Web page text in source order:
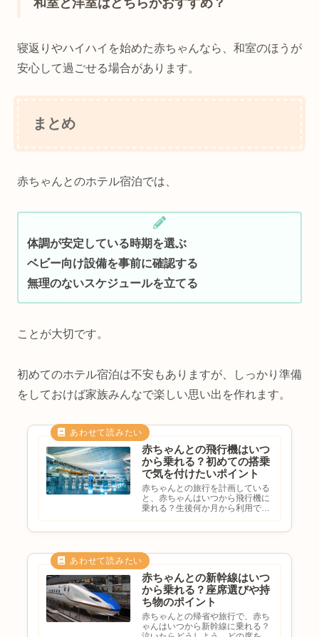
寝返りやハイハイを始めた赤ちゃんなら、和室のほうが
安心して過ごせる場合があります。
まとめ
赤ちゃんとのホテル宿泊では、
体調が安定している時期を選ぶ
ベビー向け設備を事前に確認する
無理のないスケジュールを立てる
ことが大切です。
初めてのホテル宿泊は不安もありますが、しっかり準備
をしておけば家族みんなで楽しい思い出を作れます。
赤ちゃんとの飛行機はいつ
から乗れる？初めての搭乗
で気を付けたいポイント
赤ちゃんとの旅行を計画している
と、赤ちゃんはいつから飛行機に
乗れる？生後何か月から利用でき
ですが、初めての搭乗では心配
も...
赤ちゃんとの新幹線はいつ
から乗れる？座席選びや持
ち物のポイント
赤ちゃんとの帰省や旅行で、赤ち
ゃんはいつから新幹線に乗れる？